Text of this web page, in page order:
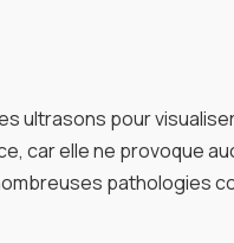
ultrasons pour
car elle ne provoque
pathologies